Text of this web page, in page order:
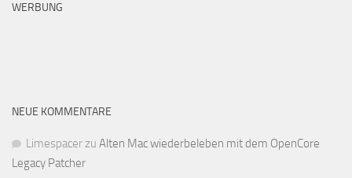
WERBUNG
NEUE KOMMENTARE
Limespacerzu Alten Mac wiederbeleben mit dem OpenCore
Legacy Patcher